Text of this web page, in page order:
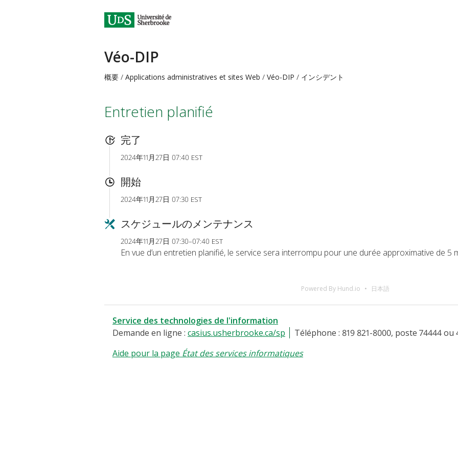
Véo-DIP
概要 Applications administratives et sites Web Véo-DIP インシデント
Entretien planifié
完了
2024年11月27日 07:40 EST
開始
2024年11月27日 07:30 EST
スケジュールのメンテナンス
2024年11月27日 07:30–07:40 EST
En vue d’un entretien planifié, le service sera interrompu pour une durée approximative de 5
Powered By Hund.io 日本語
Service des technologies de l'information
Demande en ligne : casius.usherbrooke.ca/sp
Téléphone : 819 821-8000, poste 74444 ou
Aide pour la page État des services informatiques